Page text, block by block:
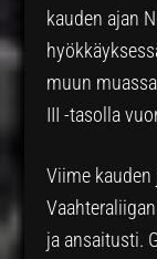
kauden ajan
muun
III -tasolla
Viime
ja ansaitusti.